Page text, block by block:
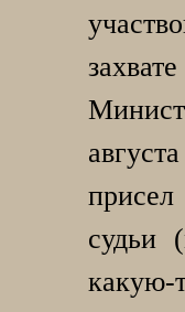
судьи
какую-